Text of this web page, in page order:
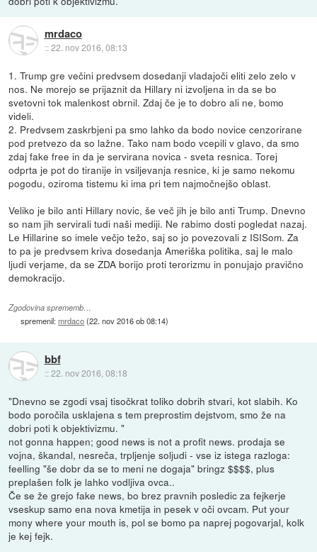
mrdaco
::22. nov 2016, 08:13
1. Trump gre večini predvsem dosedanji vladajoči eliti zelo zelo v
nos. Ne morejo se prijaznit da Hillary ni izvoljena in da se bo
svetovni tok malenkost obrnil. Zdaj če je to dobro ali ne, bomo
videli.
2. Predvsem zaskrbjeni pa smo lahko da bodo novice cenzorirane
pod pretvezo da so lažne. Tako nam bodo vcepili v glavo, da smo
zdaj fake free in da je servirana novica - sveta resnica. Torej
odprta je pot do tiranije in vsiljevanja resnice, ki je samo nekomu
pogodu, oziroma tistemu ki ima pri tem najmočnejšo oblast.
Veliko je bilo anti Hillary novic, še več jih je bilo anti Trump. Dnevno
so nam jih servirali tudi naši mediji. Ne rabimo dosti pogledat nazaj.
Le Hillarine so imele večjo težo, saj so jo povezovali z ISISom. Za
to pa je predvsem kriva dosedanja Ameriška politika, saj le malo
ljudi verjame, da se ZDA borijo proti terorizmu in ponujajo pravično
demokracijo.
Zgodovina sprememb…
spremenil:mrdaco(22. nov 2016 ob 08:14)
bbf
::22. nov 2016, 08:18
"Dnevno se zgodi vsaj tisočkrat toliko dobrih stvari, kot slabih. Ko
bodo poročila usklajena s tem preprostim dejstvom, smo že na
dobri poti k objektivizmu. "
not gonna happen; good news is not a profit news. prodaja se
vojna, škandal, nesreča, trpljenje soljudi - vse iz istega razloga:
feelling "še dobr da se to meni ne dogaja" bringz $$$$, plus
preplašen folk je lahko vodljiva ovca..
Če se že grejo fake news, bo brez pravnih posledic za fejkerje
vseskup samo ena nova kmetija in pesek v oči ovcam. Put your
mony where your mouth is, pol se bomo pa naprej pogovarjal, kolk
je kej fejk.